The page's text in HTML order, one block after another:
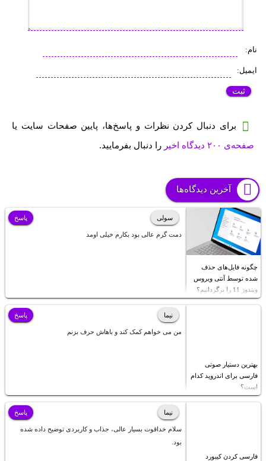
نام:
ایمیل:
برای دنبال کردن نظرات و پاسخ‌ها، پایین صفحات سایت یا
صفحه‌ی ۲۰۰ دیدگاه اخیر را دنبال بفرمایید.
آخرین دیدگاه‌ها
چگونه فایل‌های حذف
شده توسط آنتی ویروس
ویندوز 11 را برگردانیم؟
سولی
دمت گرم عالی بود بکارم خیلی اومد
پاسخ
بهترین دستیار صوتی
فارسی برای اندروید کدام
است؟
نیما
من می خواهم کمک کند و باهاش حرف بزنم
پاسخ
فارسی کردن کیبورد
نیما
سلام خداقوت بسیار عالی، جذاب و کاربردی توضیح داده شده
بود.
پاسخ